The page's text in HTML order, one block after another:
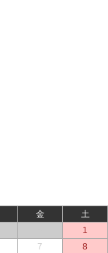
金
土
1
7
8